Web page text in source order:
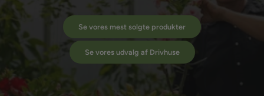
Se vores mest solgte produkter
Se vores udvalg af Drivhuse